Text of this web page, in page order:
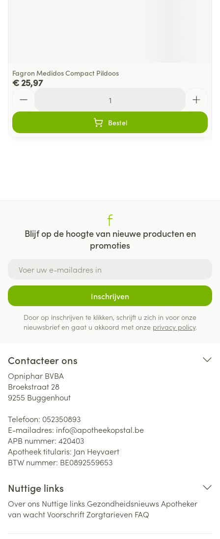
Fagron Medidos Compact Pildoos
€ 25,97
Bestel
Blijf op de hoogte van nieuwe producten en
promoties
Inschrijven
Door op inschrijven te klikken, schrijft u zich in voor onze
nieuwsbrief en gaat u akkoord met onze privacy policy.
Contacteer ons
Opniphar BVBA
Broekstraat 28
9255 Buggenhout
Telefoon: 052350893
E-mailadres: info@apotheekopstal.be
APB nummer: 420403
Apotheek titularis: Jan Heyvaert
BTW nummer: BE0892559653
Nuttige links
Over ons Nuttige links Gezondheidsnieuws Apotheker
van wachtVoorschriftZorgtarieven FAQ